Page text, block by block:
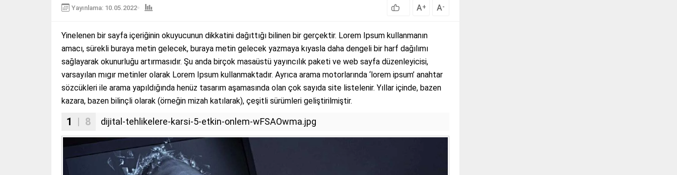
Yayınlama: 10.05.2022 A+ A-
Yinelenen bir sayfa içeriğinin okuyucunun dikkatini dağıttığı bilinen bir gerçektir. Lorem Ipsum kullanmanın
amacı, sürekli buraya metin gelecek, buraya metin gelecek yazmaya kıyasla daha dengeli bir harf dağılımı
sağlayarak okunurluğu artırmasıdır. Şu anda birçok masaüstü yayıncılık paketi ve web sayfa düzenleyicisi,
varsayılan mıgır metinler olarak Lorem Ipsum kullanmaktadır. Ayrıca arama motorlarında ‘lorem ipsum’ anahtar
sözcükleri ile arama yapıldığında henüz tasarım aşamasında olan çok sayıda site listelenir. Yıllar içinde, bazen
kazara, bazen bilinçli olarak (örneğin mizah katılarak), çeşitli sürümleri geliştirilmiştir.
1 | 8 dijital-tehlikelere-karsi-5-etkin-onlem-wFSAOwma.jpg